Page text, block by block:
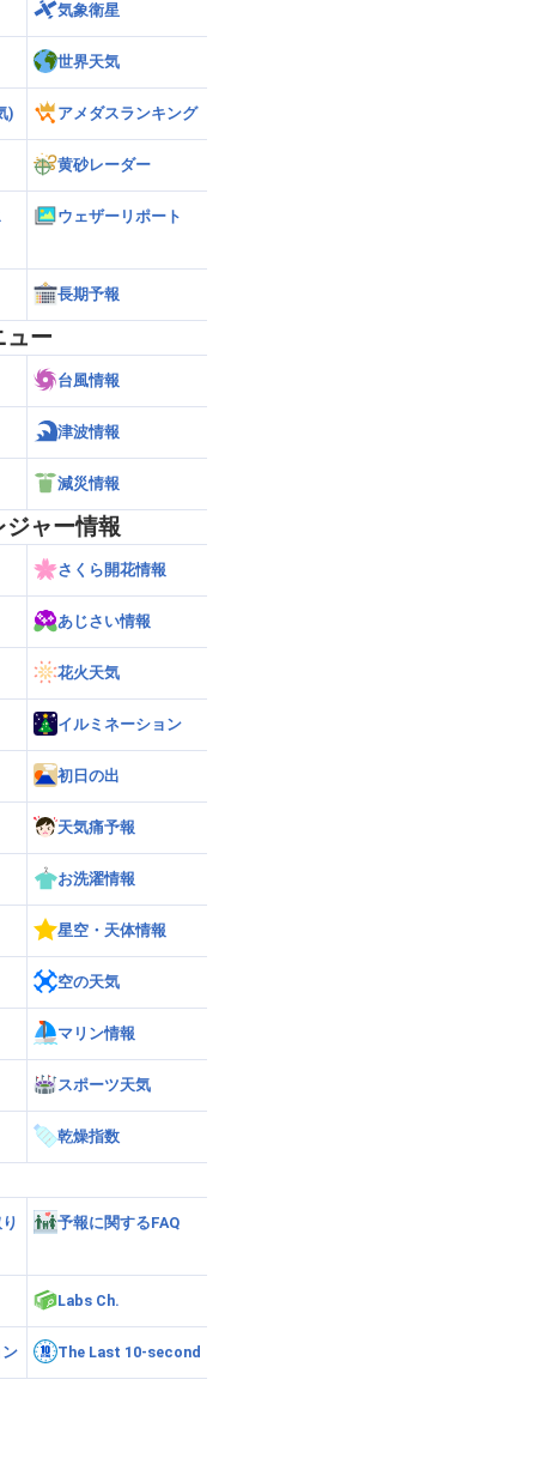
気象衛星
世界天気
) アメダスランキング
黄砂レーダー
ウェザーリポート
長期予報
ュー
台風情報
津波情報
減災情報
ジャー情報
さくら開花情報
あじさい情報
花火天気
イルミネーション
初日の出
天気痛予報
お洗濯情報
星空・天体情報
空の天気
マリン情報
スポーツ天気
乾燥指数
予報に関するFAQ
Labs Ch.
The Last 10-second